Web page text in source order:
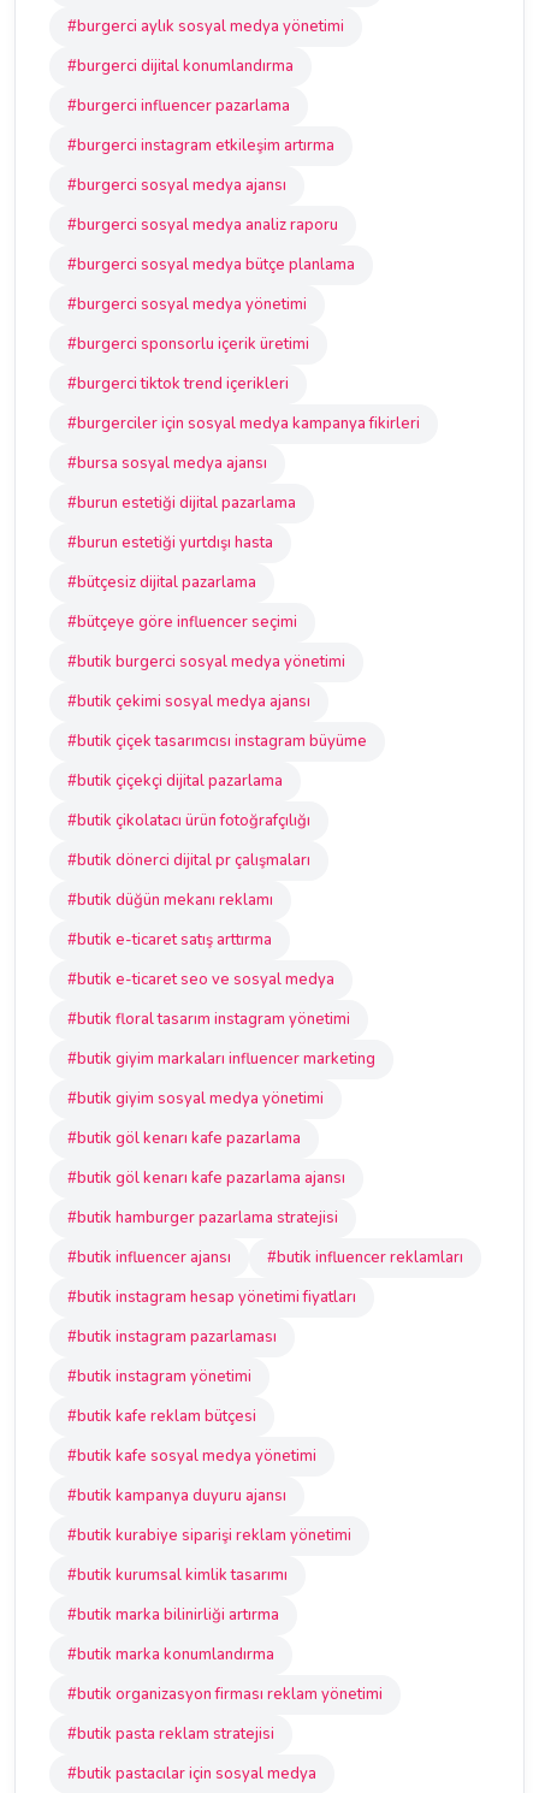
#burgerci aylık sosyal medya yönetimi
#burgerci dijital konumlandırma
#burgerci influencer pazarlama
#burgerci instagram etkileşim artırma
#burgerci sosyal medya ajansı
#burgerci sosyal medya analiz raporu
#burgerci sosyal medya bütçe planlama
#burgerci sosyal medya yönetimi
#burgerci sponsorlu içerik üretimi
#burgerci tiktok trend içerikleri
#burgerciler için sosyal medya kampanya fikirleri
#bursa sosyal medya ajansı
#burun estetiği dijital pazarlama
#burun estetiği yurtdışı hasta
#bütçesiz dijital pazarlama
#bütçeye göre influencer seçimi
#butik burgerci sosyal medya yönetimi
#butik çekimi sosyal medya ajansı
#butik çiçek tasarımcısı instagram büyüme
#butik çiçekçi dijital pazarlama
#butik çikolatacı ürün fotoğrafçılığı
#butik dönerci dijital pr çalışmaları
#butik düğün mekanı reklamı
#butik e-ticaret satış arttırma
#butik e-ticaret seo ve sosyal medya
#butik floral tasarım instagram yönetimi
#butik giyim markaları influencer marketing
#butik giyim sosyal medya yönetimi
#butik göl kenarı kafe pazarlama
#butik göl kenarı kafe pazarlama ajansı
#butik hamburger pazarlama stratejisi
#butik influencer ajansı
#butik influencer reklamları
#butik instagram hesap yönetimi fiyatları
#butik instagram pazarlaması
#butik instagram yönetimi
#butik kafe reklam bütçesi
#butik kafe sosyal medya yönetimi
#butik kampanya duyuru ajansı
#butik kurabiye siparişi reklam yönetimi
#butik kurumsal kimlik tasarımı
#butik marka bilinirliği artırma
#butik marka konumlandırma
#butik organizasyon firması reklam yönetimi
#butik pasta reklam stratejisi
#butik pastacılar için sosyal medya